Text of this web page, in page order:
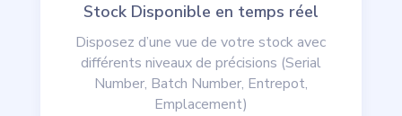
Stock Disponible en temps réel
Disposez d’une vue de votre stock avec
différents niveaux de précisions (Serial
Number, Batch Number, Entrepot,
Emplacement)